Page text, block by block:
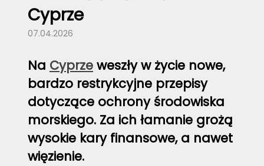
Cyprze
07.04.2026
Na Cyprze weszły w życie nowe,
bardzo restrykcyjne przepisy
dotyczące ochrony środowiska
morskiego. Za ich łamanie grożą
wysokie kary finansowe, a nawet
więzienie.